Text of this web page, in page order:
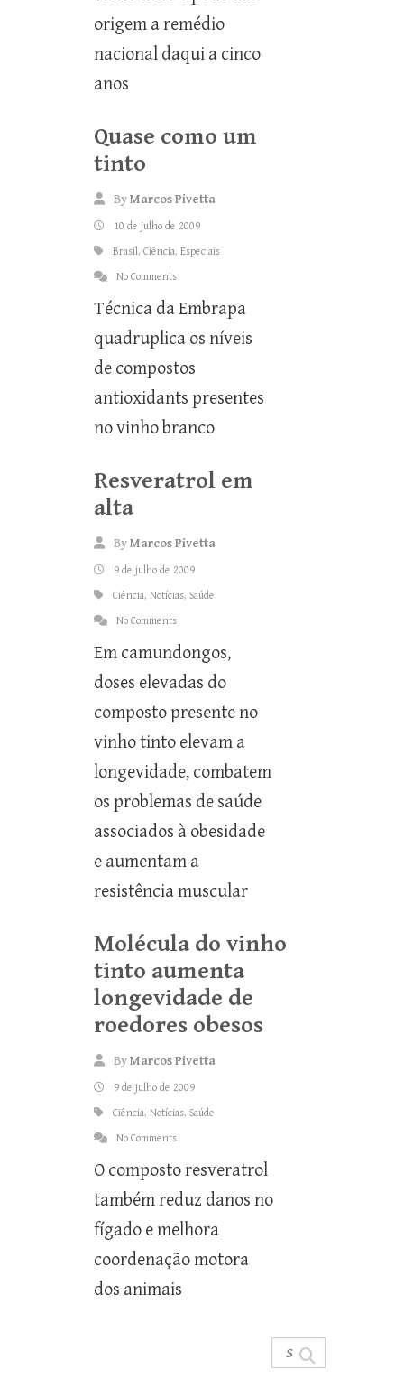
origem a remédio
nacional daqui a cinco
anos
Quase como um
tinto
ByMarcos Pivetta
10 de julho de 2009
Brasil, Ciência, Especiais
No Comments
Técnica da Embrapa
quadruplica os níveis
de compostos
antioxidants presentes
no vinho branco
Resveratrol em
alta
ByMarcos Pivetta
9 de julho de 2009
Ciência, Notícias, Saúde
No Comments
Em camundongos,
doses elevadas do
composto presente no
vinho tinto elevam a
longevidade, combatem
os problemas de saúde
associados à obesidade
e aumentam a
resistência muscular
Molécula do vinho
tinto aumenta
longevidade de
roedores obesos
ByMarcos Pivetta
9 de julho de 2009
Ciência, Notícias, Saúde
No Comments
O composto resveratrol
também reduz danos no
fígado e melhora
coordenação motora
dos animais
Search